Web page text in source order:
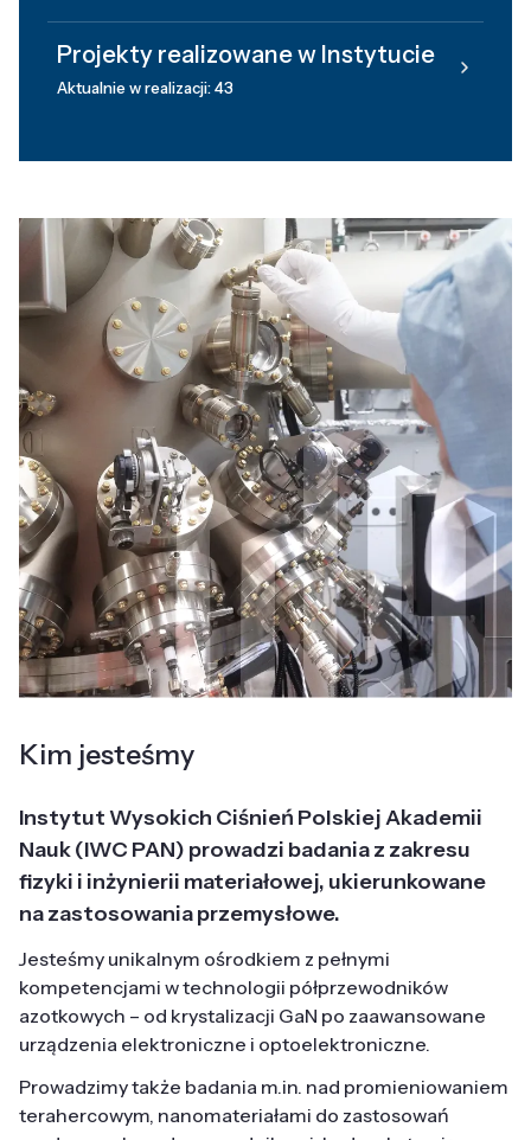
Projekty realizowane w Instytucie
Aktualnie w realizacji: 43
Kim jesteśmy
Instytut Wysokich Ciśnień Polskiej Akademii
Nauk (IWC PAN) prowadzi badania z zakresu
fizyki i inżynierii materiałowej, ukierunkowane
na zastosowania przemysłowe.
Jesteśmy unikalnym ośrodkiem z pełnymi
kompetencjami w technologii półprzewodników
azotkowych – od krystalizacji GaN po zaawansowane
urządzenia elektroniczne i optoelektroniczne.
Prowadzimy także badania m.in. nad promieniowaniem
terahercowym, nanomateriałami do zastosowań